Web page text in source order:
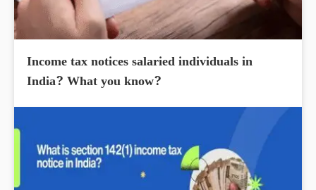
Income tax notices salaried individuals in
India? What you know?